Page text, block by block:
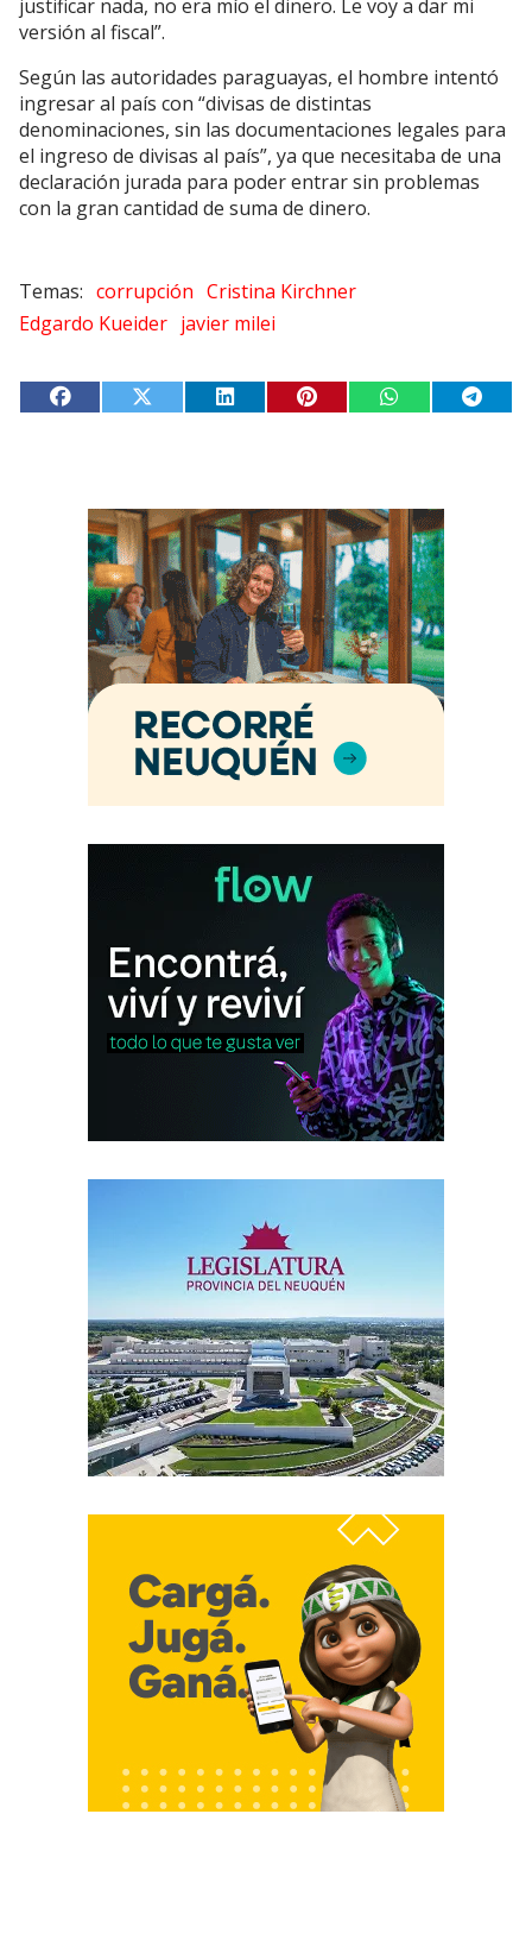
justificar nada, no era mío el dinero. Le voy a dar mi
versión al fiscal”.
Según las autoridades paraguayas, el hombre intentó
ingresar al país con “divisas de distintas
denominaciones, sin las documentaciones legales para
el ingreso de divisas al país”, ya que necesitaba de una
declaración jurada para poder entrar sin problemas
con la gran cantidad de suma de dinero.
corrupción Cristina Kirchner
Edgardo Kueider javier milei